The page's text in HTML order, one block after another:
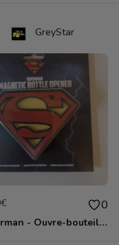
GreyStar
0
Superman - Ouvre-bouteille magnétique logo S - Neuf sous blister